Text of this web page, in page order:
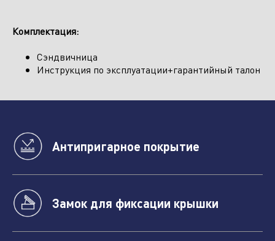
Комплектация:
Сэндвичница
Инструкция по эксплуатации+гарантийный талон
Антипригарное покрытие
Замок для фиксации крышки